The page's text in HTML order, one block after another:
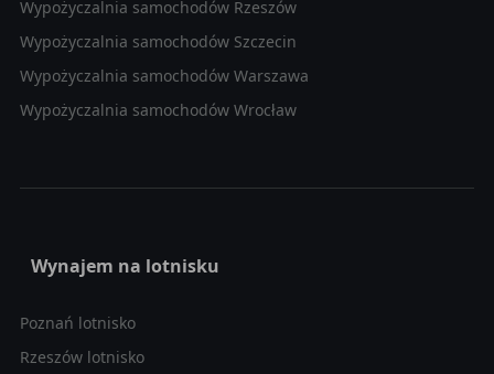
Wypożyczalnia samochodów Rzeszów
Wypożyczalnia samochodów Szczecin
Wypożyczalnia samochodów Warszawa
Wypożyczalnia samochodów Wrocław
Wynajem na lotnisku
Poznań lotnisko
Rzeszów lotnisko